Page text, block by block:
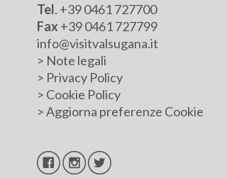
Tel. +39 0461 727700
Fax +39 0461 727799
info@visitvalsugana.it
> Note legali
> Privacy Policy
> Cookie Policy
>Aggiorna preferenze Cookie